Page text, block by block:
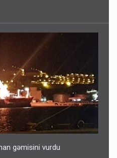
deport etdi
gəmisini vurdu